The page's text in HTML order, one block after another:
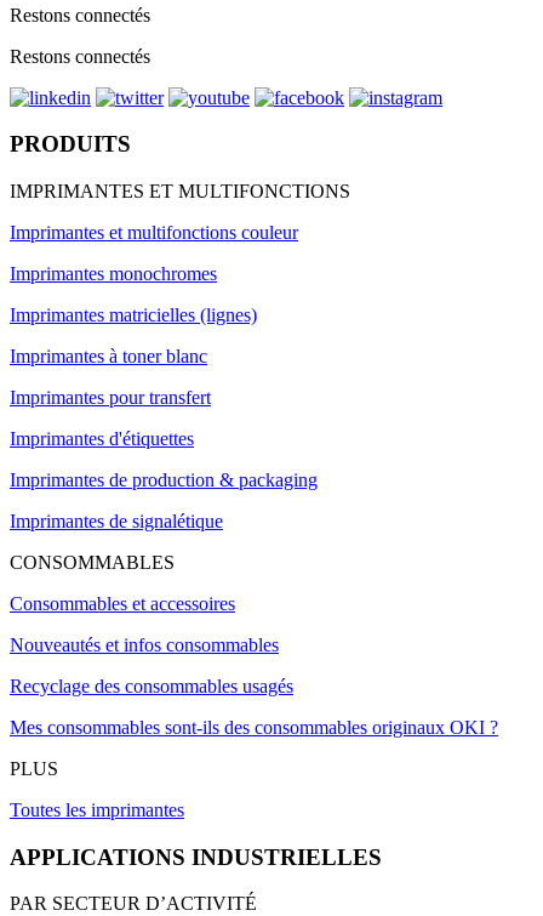
Restons connectés
Restons connectés
PRODUITS
IMPRIMANTES ET MULTIFONCTIONS
Imprimantes et multifonctions couleur
Imprimantes monochromes
Imprimantes matricielles (lignes)
Imprimantes à toner blanc
Imprimantes pour transfert
Imprimantes d'étiquettes
Imprimantes de production & packaging
Imprimantes de signalétique
CONSOMMABLES
Consommables et accessoires
Nouveautés et infos consommables
Recyclage des consommables usagés
Mes consommables sont-ils des consommables originaux OKI ?
PLUS
Toutes les imprimantes
APPLICATIONS INDUSTRIELLES
PAR SECTEUR D’ACTIVITÉ